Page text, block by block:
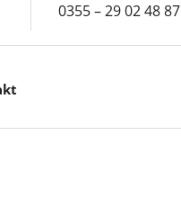
0355 – 29 02 48 87